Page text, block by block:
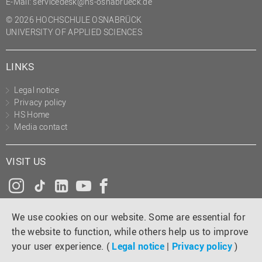
We use cookies on our website. Some are essential for
the website to function, while others help us to improve
your user experience. ( Legal notice | Privacy policy)
Prozessmanagement
Recht
Science to Business GmbH
Studierendensekretariat
Studium und Lehre
Transfer- und
© 2026 HOCHSCHULE OSNABRÜCK
UNIVERSITY OF APPLIED SCIENCES
LINKS
Legal notice
Privacy policy
HS Home
Media contact
VISIT US
Instagram
Tiktok
LinkedInYouTube